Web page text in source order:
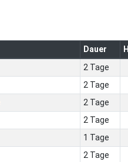
Dauer
2 Tage
2 Tage
2 Tage
2 Tage
1 Tage
2 Tage